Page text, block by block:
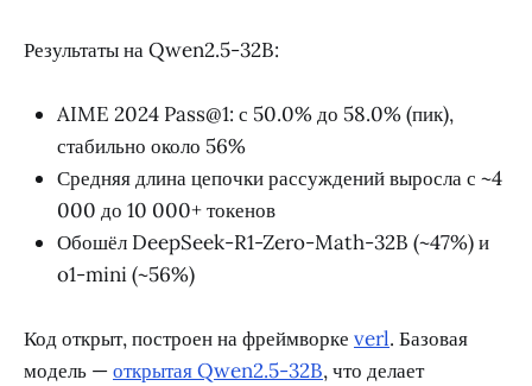
Результаты на Qwen2.5-32B:
AIME 2024 Pass@1: с 50.0% до 58.0% (пик),
стабильно около 56%
Средняя длина цепочки рассуждений выросла с ~4
000 до 10 000+ токенов
Обошёл DeepSeek-R1-Zero-Math-32B (~47%) и
o1-mini (~56%)
Код открыт, построен на фреймворке verl. Базовая
модель —открытая Qwen2.5-32B, что делает